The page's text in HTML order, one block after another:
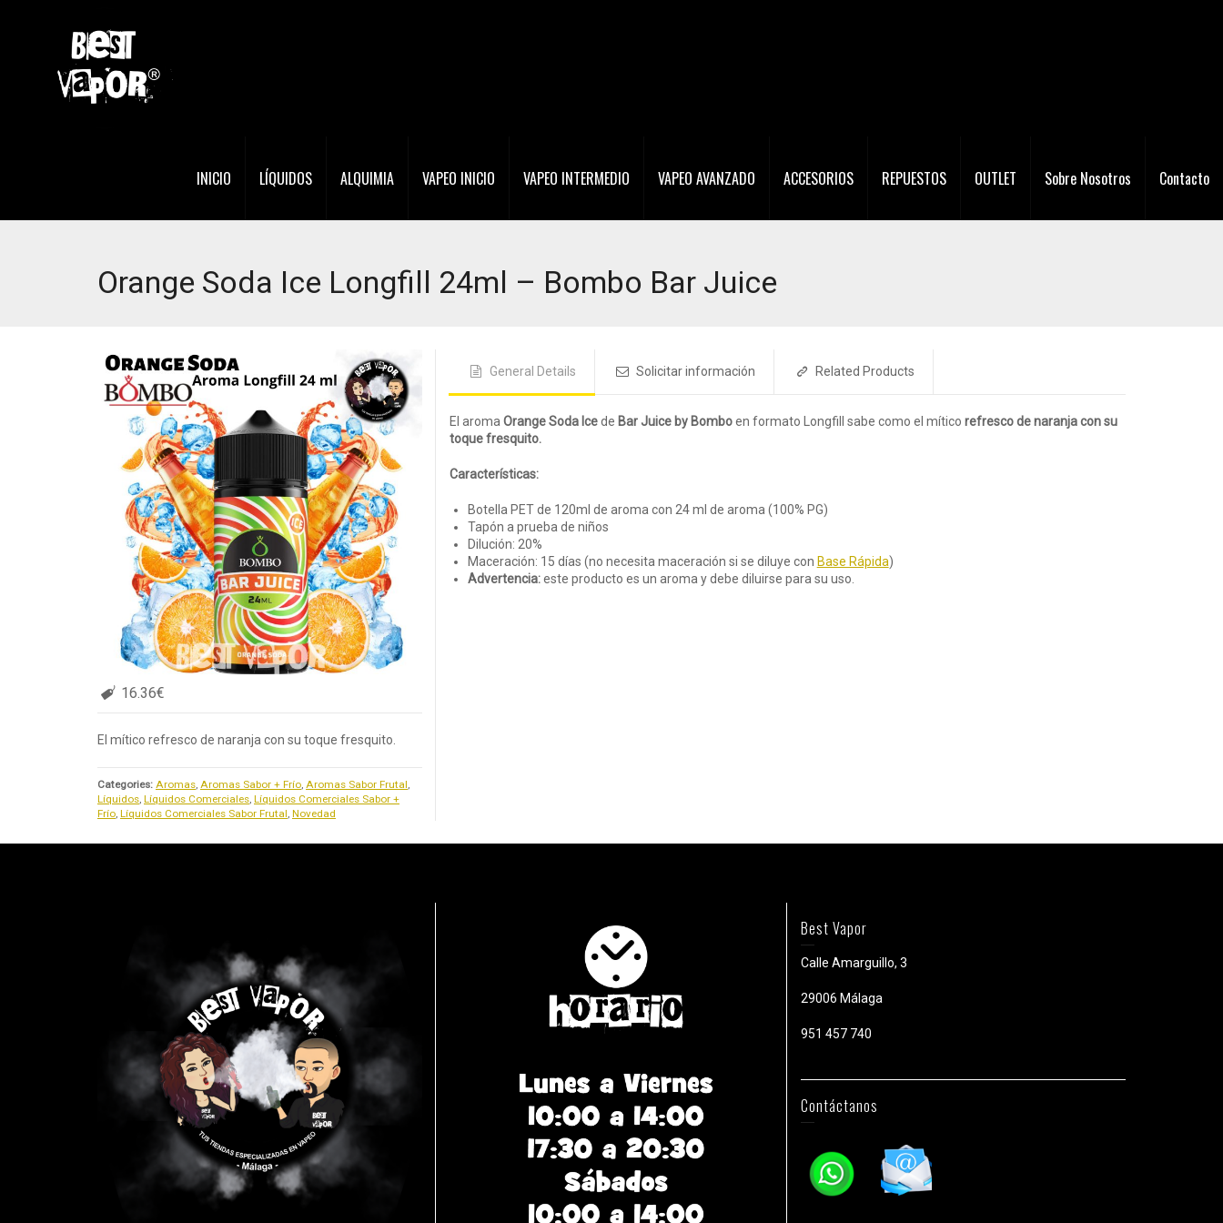
INICIO LÍQUIDOS ALQUIMIA VAPEO INICIO VAPEO INTERMEDIO VAPEO AVANZADO ACCESORIOS REPUESTOS OUTLET Sobre Nosotros Contacto
Orange Soda Ice Longfill 24ml – Bombo Bar Juice
16.36€
El mítico refresco de naranja con su toque fresquito.
Categories: Aromas Aromas Sabor + Frío Aromas Sabor Frutal
Líquidos Líquidos Comerciales Líquidos Comerciales Sabor +
Frío Líquidos Comerciales Sabor Frutal Novedad
General Details Solicitar información Related Products
El aroma Orange Soda Ice de Bar Juice by Bomboen formato Longfill sabe como el mítico refresco de naranja con su
toque fresquito.
Características:
Botella PET de 120ml de aroma con 24 ml de aroma (100% PG)
Tapón a prueba de niños
Dilución: 20%
Maceración: 15 días (no necesita maceración si se diluye con Base Rápida)
Advertencia:este producto es un aroma y debe diluirse para su uso.
Best Vapor
Calle Amarguillo, 3
29006 Málaga
951 457 740
Contáctanos